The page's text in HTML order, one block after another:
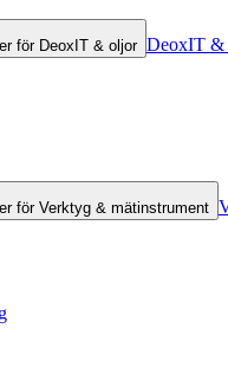
för DeoxIT & oljor DeoxIT &
för Verktyg & mätinstrument